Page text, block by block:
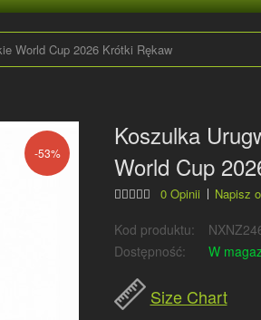
World Cup 2026 Krótki Rękaw
-53%
Koszulka
World Cup
0 Opinii Napisz
Kod produktu:
Dostępność:
W
Size Chart